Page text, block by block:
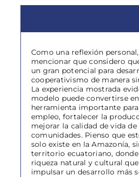
Como una reflexión
mencionar que considero
un gran potencial para
cooperativismo de manera
La experiencia mostrada
modelo puede convertirse
herramienta importante
empleo, fortalecer la
mejorar la calidad de vida de
comunidades. Pienso que
solo existe en la Amazonía,
territorio ecuatoriano,
riqueza natural y cultural
impulsar un desarrollo más